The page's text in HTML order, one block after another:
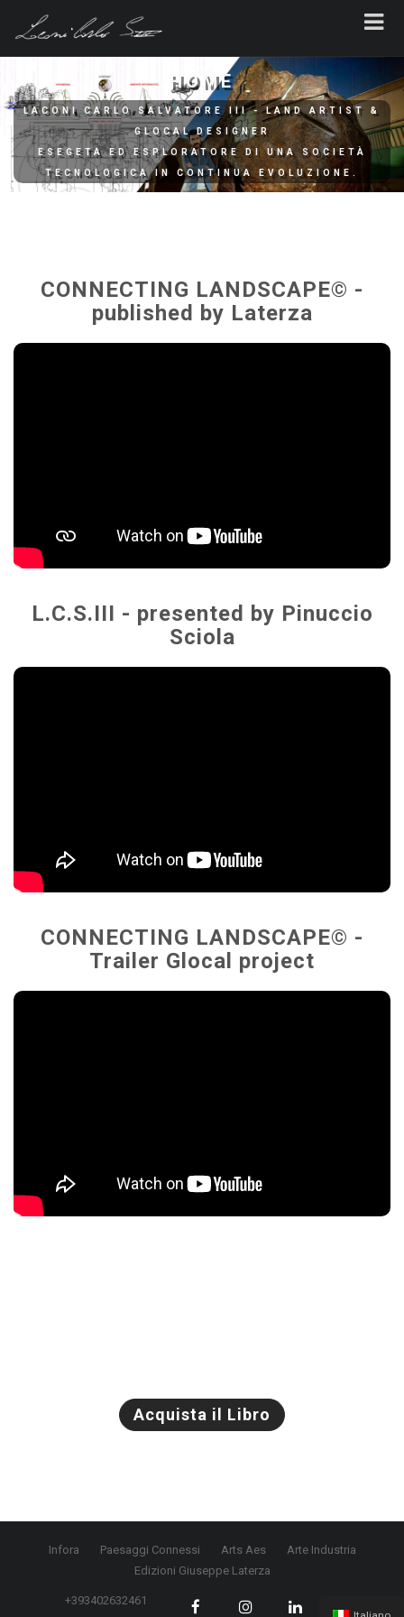
HOME
LACONI CARLO SALVATORE III - LAND ARTIST &
GLOCAL DESIGNER
ESEGETA ED ESPLORATORE DI UNA SOCIETÀ
TECNOLOGICA IN CONTINUA EVOLUZIONE.
CONNECTING LANDSCAPE© -
published by Laterza
L.C.S.III - presented by Pinuccio
Sciola
CONNECTING LANDSCAPE© -
Trailer Glocal project
Acquista il Libro
Infora Paesaggi Connessi Arts Aes
Arte Industria
Edizioni Giuseppe Laterza
+393402632461